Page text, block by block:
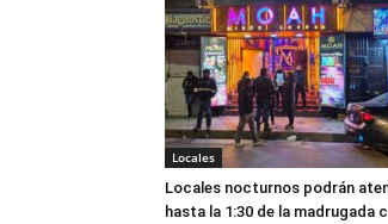
Locales
Locales nocturnos podrán
hasta la 1:30 de la madrugada